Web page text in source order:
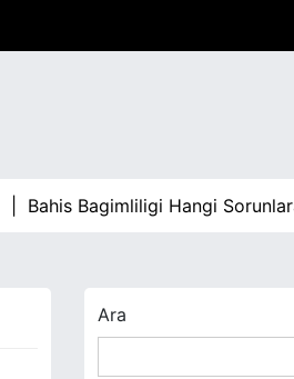
Bahis Bagimliligi Hangi Sorunlara
Ara